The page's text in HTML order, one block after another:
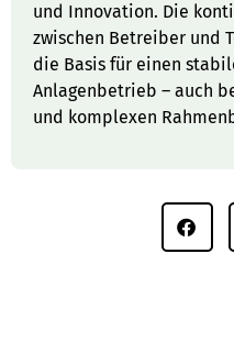
und Innovation. Die
zwischen Betreiber und
die Basis für einen
Anlagenbetrieb – auch
und komplexen